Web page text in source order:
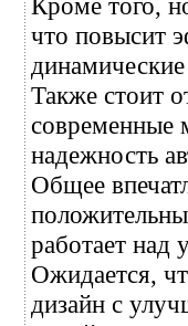
Кроме того,
что повысит
Также стоит
современные
надежность
Общее
работает над
Ожидается,
дизайн с